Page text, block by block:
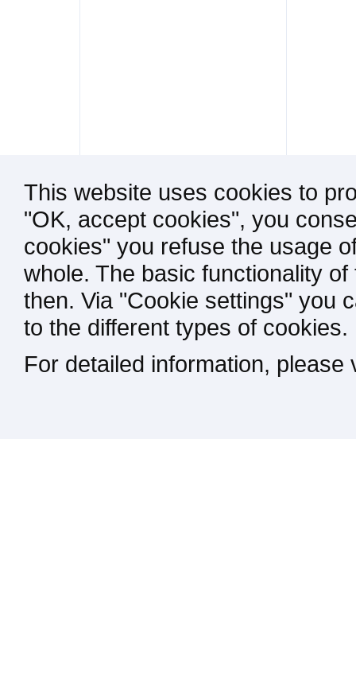
This website uses cookies to
"OK, accept cookies", you
cookies" you refuse the usage
whole. The basic functionality
then. Via "Cookie settings" you
to the different types of cookies.
For detailed information,